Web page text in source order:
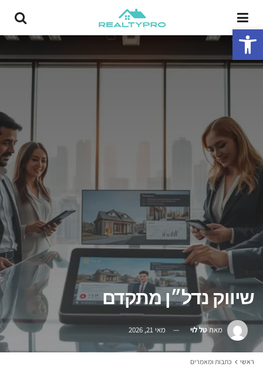
פתח סרגל נגישות
שיווק נדל״ן מתקדם
מאתטל לוי מאי 21, 2026
ראשי כתבות ומאמרים